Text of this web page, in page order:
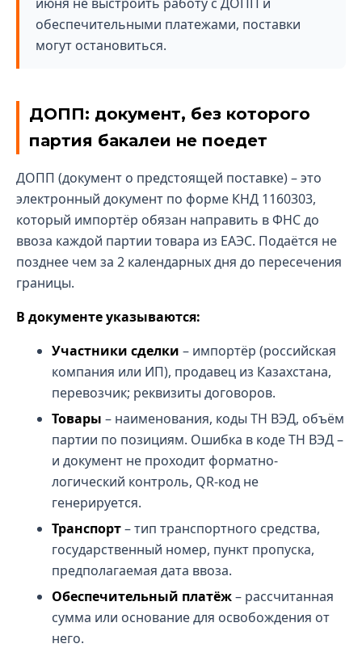
обеспечительными платежами, поставки
могут остановиться.
ДОПП: документ, без которого
партия бакалеи не поедет
ДОПП (документ о предстоящей поставке) – это
электронный документ по форме КНД 1160303,
который импортёр обязан направить в ФНС до
ввоза каждой партии товара из ЕАЭС. Подаётся не
позднее чем за 2 календарных дня до пересечения
границы.
В документе указываются:
Участники сделки – импортёр (российская
компания или ИП), продавец из Казахстана,
перевозчик; реквизиты договоров.
Товары – наименования, коды ТН ВЭД, объём
партии по позициям. Ошибка в коде ТН ВЭД –
и документ не проходит форматно-
логический контроль, QR-код не
генерируется.
Транспорт– тип транспортного средства,
государственный номер, пункт пропуска,
предполагаемая дата ввоза.
Обеспечительный платёж– рассчитанная
сумма или основание для освобождения от
него.